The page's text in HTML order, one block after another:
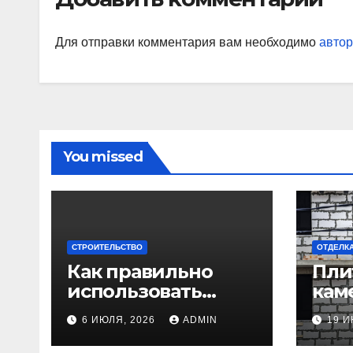
Для отправки комментария вам необходимо
You missed
СТРОИТЕЛЬСТВО
Как правильно
использовать
мембранную
плёнку для
6 ИЮЛЯ, 2026 ADMIN 19